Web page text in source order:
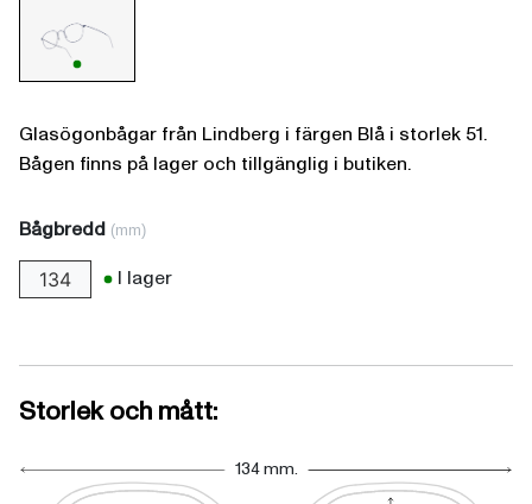
Glasögonbågar från Lindberg i färgen Blå i storlek 51.
Bågen finns på lager och tillgänglig i butiken.
Bågbredd (mm)
134 I lager
Storlek och mått:
134 mm.